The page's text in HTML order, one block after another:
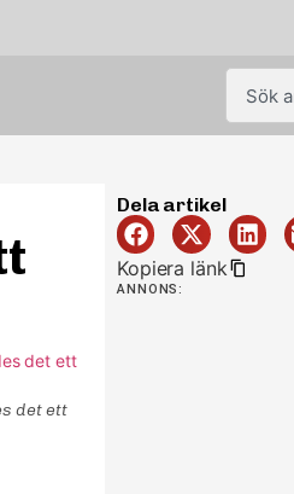
det ett
Dela artikel
Kopiera länk
ANNONS: